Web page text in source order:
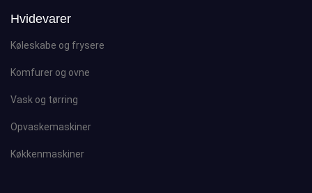
Hvidevarer
Køleskabe og frysere
Komfurer og ovne
Vask og tørring
Opvaskemaskiner
Køkkenmaskiner